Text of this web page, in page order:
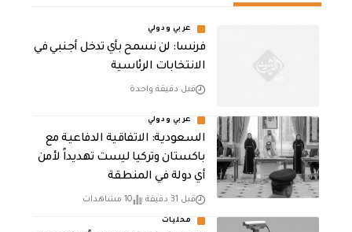
عربي ودولي
فرنسا: لن نسمح بأي تدخل أجنبي في
الانتخابات الرئاسية
قبل دقيقة واحدة
عربي ودولي
السعودية: الاتفاقية الدفاعية مع
باكستان وتركيا ليست تهديداً لأمن
أي دولة في المنطقة
قبل 31 دقيقة 10 مشاهدات
محليات